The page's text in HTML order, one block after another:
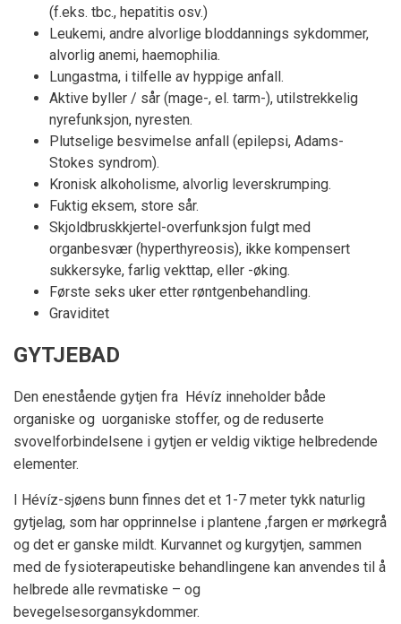
(f.eks. tbc., hepatitis osv.)
Leukemi, andre alvorlige bloddannings sykdommer,
alvorlig anemi, haemophilia.
Lungastma, i tilfelle av hyppige anfall.
Aktive byller / sår (mage-, el. tarm-), utilstrekkelig
nyrefunksjon, nyresten.
Plutselige besvimelse anfall (epilepsi, Adams-
Stokes syndrom).
Kronisk alkoholisme, alvorlig leverskrumping.
Fuktig eksem, store sår.
Skjoldbruskkjertel-overfunksjon fulgt med
organbesvær (hyperthyreosis), ikke kompensert
sukkersyke, farlig vekttap, eller -øking.
Første seks uker etter røntgenbehandling.
Graviditet
GYTJEBAD
Den enestående gytjen fra Hévíz inneholder både
organiske og uorganiske stoffer, og de reduserte
svovelforbindelsene i gytjen er veldig viktige helbredende
elementer.
I Hévíz-sjøens bunn finnes det et 1-7 meter tykk naturlig
gytjelag, som har opprinnelse i plantene ,fargen er mørkegrå
og det er ganske mildt. Kurvannet og kurgytjen, sammen
med de fysioterapeutiske behandlingene kan anvendes til å
helbrede alle revmatiske – og
bevegelsesorgansykdommer.